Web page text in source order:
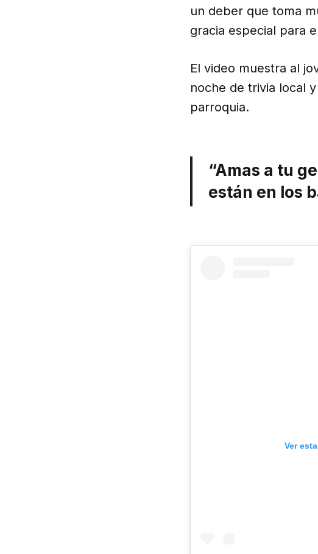
un deber que toma
gracia especial para
El video muestra al
noche de trivia local
parroquia.
“Amas a tu
están en los
Ver